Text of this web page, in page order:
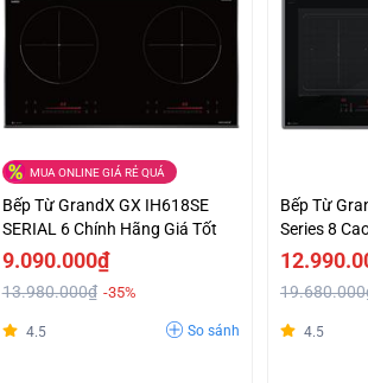
MUA ONLINE GIÁ RẺ QUÁ
Bếp Từ GrandX GX IH618SE
SERIAL 6 Chính Hãng Giá Tốt
9.090.000₫
13.980.000₫ -35%
4.5 So sánh
Bếp Từ
Series 8
4.5